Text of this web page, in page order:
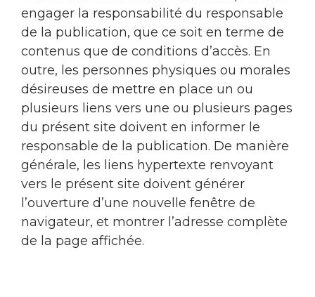
engager la responsabilité du responsable
de la publication, que ce soit en terme de
contenus que de conditions d’accès. En
outre, les personnes physiques ou morales
désireuses de mettre en place un ou
plusieurs liens vers une ou plusieurs pages
du présent site doivent en informer le
responsable de la publication. De manière
générale, les liens hypertexte renvoyant
vers le présent site doivent générer
l’ouverture d’une nouvelle fenêtre de
navigateur, et montrer l’adresse complète
de la page affichée.